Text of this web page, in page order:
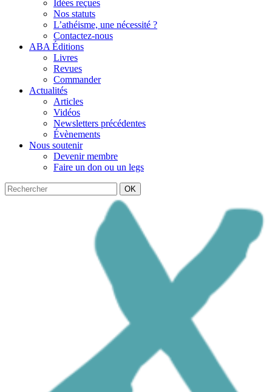
Idées reçues
Nos statuts
L’athéisme, une nécessité ?
Contactez-nous
ABA Éditions
Livres
Revues
Commander
Actualités
Articles
Vidéos
Newsletters précédentes
Évènements
Nous soutenir
Devenir membre
Faire un don ou un legs
OK